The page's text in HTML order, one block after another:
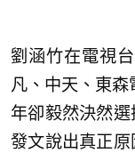
劉涵竹在電視
凡、中天、東
年卻毅然決然
發文說出真正原